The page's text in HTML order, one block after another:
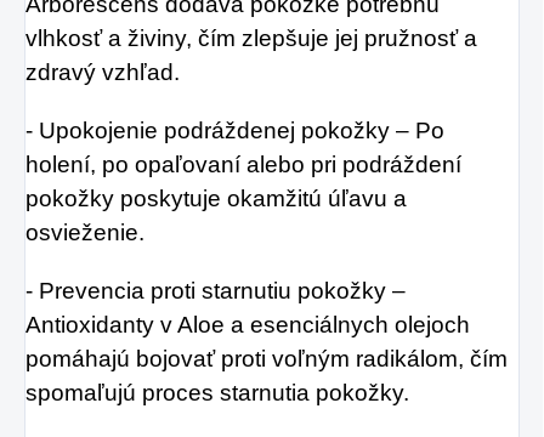
vlhkosť a živiny, čím zlepšuje jej pružnosť a
zdravý vzhľad.
- Upokojenie podráždenej pokožky – Po
holení, po opaľovaní alebo pri podráždení
pokožky poskytuje okamžitú úľavu a
osvieženie.
- Prevencia proti starnutiu pokožky –
Antioxidanty v Aloe a esenciálnych olejoch
pomáhajú bojovať proti voľným radikálom, čím
spomaľujú proces starnutia pokožky.